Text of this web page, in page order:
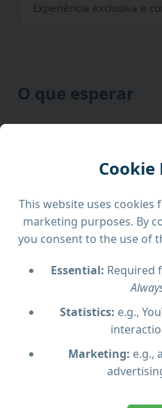
Cookie
This website uses cookies
marketing purposes. By
you consent to the use of
Essential: Required
Statistics: e.g.,
Marketing: e.g.,
Experiência exclusiva e
O que esperar
Explore Malta ao seu
personalizada em
guiado por um
para quem deseja
Será recolhido
veículo confortável e
criará o itinerário de
costas panorâmicas